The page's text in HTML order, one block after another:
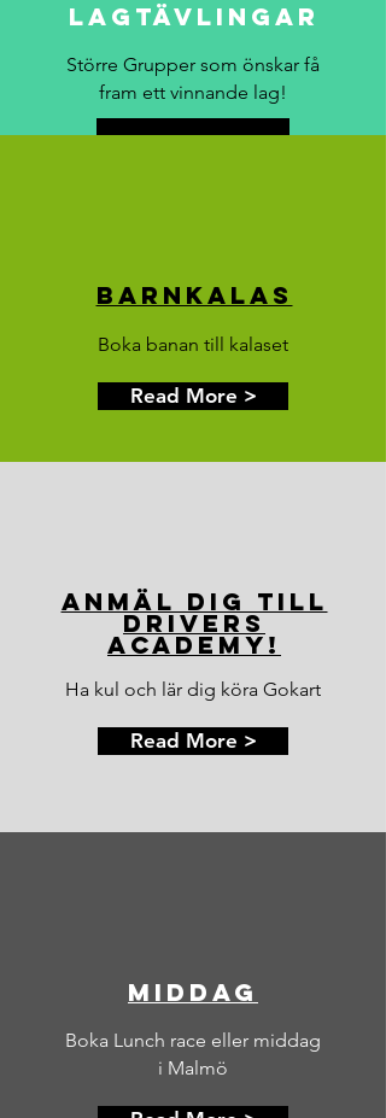
Lagtävlingar
Större Grupper som önskar få
fram ett vinnande lag!
Barnkalas
Boka banan till kalaset
Read More >
Anmäl dig till
Drivers
Academy!
Ha kul och lär dig köra Gokart
Read More >
Middag
Boka Lunch race eller middag
i Malmö